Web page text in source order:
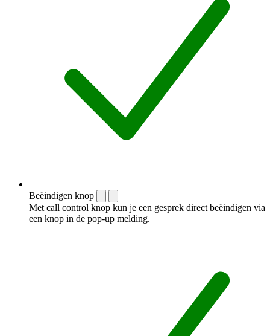
Beëindigen knop
Met call control knop kun je een gesprek direct beëindigen via
een knop in de pop-up melding.